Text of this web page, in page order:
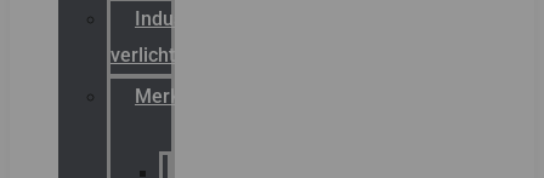
Industriële
verlichting
Merken